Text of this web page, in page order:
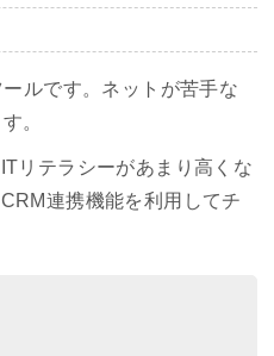
ルです。ネットが苦手な
。
リテラシーがあまり高くな
連携機能を利用してチ